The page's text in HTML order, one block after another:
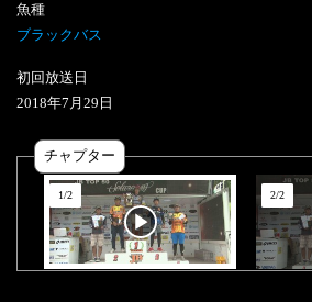
魚種
ブラックバス
初回放送日
2018年7 月 29 日
チャプター
1/2 2/2